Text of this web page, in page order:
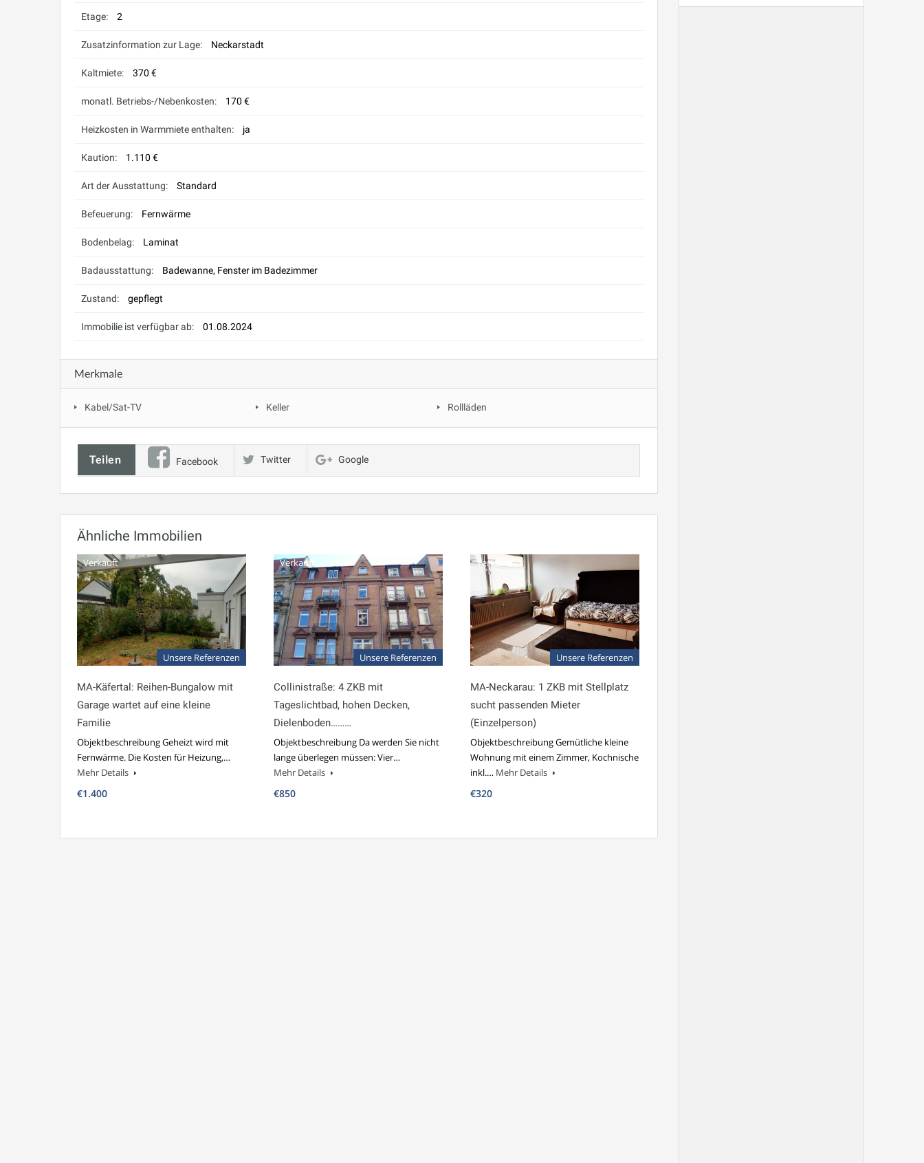
Etage: 2
Zusatzinformation zur Lage: Neckarstadt
Kaltmiete: 370 €
monatl. Betriebs-/Nebenkosten: 170 €
Heizkosten in Warmmiete enthalten: ja
Kaution: 1.110 €
Art der Ausstattung: Standard
Befeuerung: Fernwärme
Bodenbelag: Laminat
Badausstattung: Badewanne, Fenster im Badezimmer
Zustand: gepflegt
Immobilie ist verfügbar ab: 01.08.2024
Merkmale
Kabel/Sat-TV Keller Rollläden
Teilen Facebook Twitter Google
Ähnliche Immobilien
Verkauft
Unsere Referenzen
MA-Käfertal: Reihen-Bungalow mit
Garage wartet auf eine kleine
Familie
Objektbeschreibung Geheizt wird mit
Fernwärme. Die Kosten für Heizung,…
Mehr Details
€1.400
Verkauft
Unsere Referenzen
Collinistraße: 4 ZKB mit
Tageslichtbad, hohen Decken,
Dielenboden………
Objektbeschreibung Da werden Sie nicht
lange überlegen müssen: Vier…
Mehr Details
€850
Verkauft
Unsere Referenzen
MA-Neckarau: 1 ZKB mit Stellplatz
sucht passenden Mieter
(Einzelperson)
Objektbeschreibung Gemütliche kleine
Wohnung mit einem Zimmer, Kochnische
inkl.… Mehr Details
€320